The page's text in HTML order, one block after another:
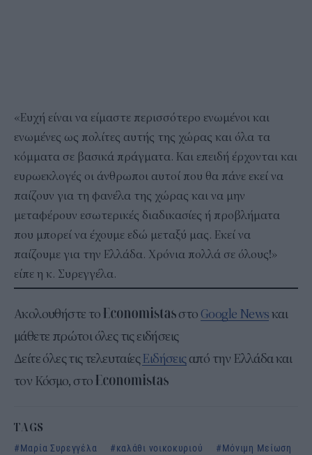
«Ευχή είναι να είμαστε περισσότερο ενωμένοι και
ενωμένες ως πολίτες αυτής της χώρας και όλα τα
κόμματα σε βασικά πράγματα. Και επειδή έρχονται και
ευρωεκλογές οι άνθρωποι αυτοί που θα πάνε εκεί να
παίζουν για τη φανέλα της χώρας και να μην
μεταφέρουν εσωτερικές διαδικασίες ή προβλήματα
που μπορεί να έχουμε εδώ μεταξύ μας. Εκεί να
παίζουμε για την Ελλάδα. Χρόνια πολλά σε όλους!»
είπε η κ. Συρεγγέλα.
Ακολουθήστε το στο Google Newsκαι
μάθετε πρώτοι όλες τις ειδήσεις
Δείτε όλες τις τελευταίεςΕιδήσειςαπό την Ελλάδα και
τον Κόσμο, στο
TAGS
Μαρία Συρεγγέλα
καλάθι νοικοκυριού
Μόνιμη Μείωση